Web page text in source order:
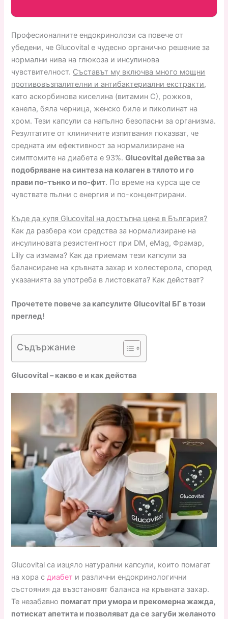
Професионалните ендокринолози са повече от
убедени, че Glucovital е чудесно органично решение за
нормални нива на глюкоза и инсулинова
чувствителност. Съставът му включва много мощни
противовъзпалителни и антибактериални екстракти,
като аскорбинова киселина (витамин С), рожков,
канела, бяла черница, женско биле и пиколинат на
хром. Тези капсули са напълно безопасни за организма.
Резултатите от клиничните изпитвания показват, че
средната им ефективност за нормализиране на
симптомите на диабета е 93%.Glucovital действа за
подобряване на синтеза на колаген в тялото и го
прави по-тънко и по-фит. По време на курса ще се
чувствате пълни с енергия и по-концентрирани.
Къде да купя Glucovital на достъпна цена в България?
Как да разбера кои средства за нормализиране на
инсулиновата резистентност при DM, eMag, Фрамар,
Lilly са измама? Как да приемам тези капсули за
балансиране на кръвната захар и холестерола, според
указанията за употреба в листовката? Как действат?
Прочетете повече за капсулите Glucovital БГ в този
преглед!
Съдържание
Glucovital – какво е и как действа
Glucovital са изцяло натурални капсули, които помагат
на хора сдиабет и различни ендокринологични
състояния да възстановят баланса на кръвната захар.
Те незабавно помагат при умора и прекомерна жажда,
потискат апетита и позволяват да се загуби желаното